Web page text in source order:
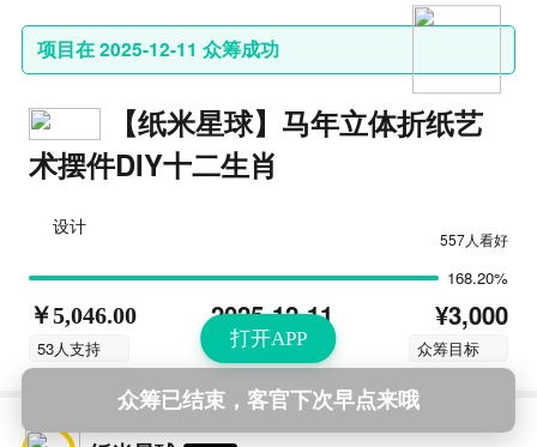
打开APP
项目在 2025-12-11 众筹成功
【纸米星球】马年立体折纸艺
术摆件DIY十二生肖
设计
557人看好
168.20%
￥5,046.00
53人支持
2025-12-11
结束时间
¥3,000
众筹目标
众筹已结束，客官下次早点来哦